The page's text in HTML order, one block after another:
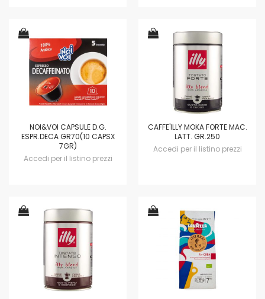
NOI&VOI CAPSULE D.G.
ESPR.DECA GR70(10 CAPSX
7GR)
Accedi per il listino prezzi
CAFFE'ILLY MOKA FORTE MAC.
LATT. GR.250
Accedi per il listino prezzi